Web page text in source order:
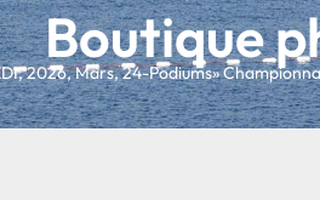
Boutique
,2026,Mars,24-Podiums»